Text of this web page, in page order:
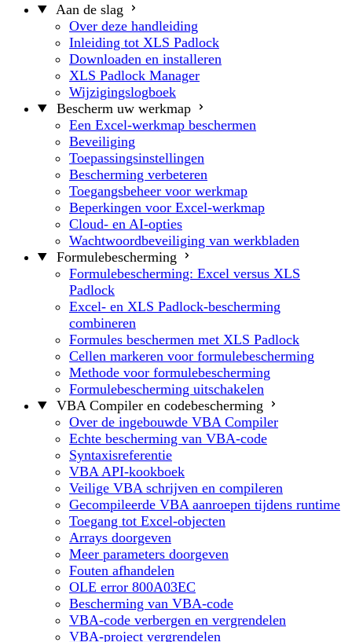
Aan de slag
Over deze handleiding
Inleiding tot XLS Padlock
Downloaden en installeren
XLS Padlock Manager
Wijzigingslogboek
Bescherm uw werkmap
Een Excel-werkmap beschermen
Beveiliging
Toepassingsinstellingen
Bescherming verbeteren
Toegangsbeheer voor werkmap
Beperkingen voor Excel-werkmap
Cloud- en AI-opties
Wachtwoordbeveiliging van werkbladen
Formulebescherming
Formulebescherming: Excel versus XLS
Padlock
Excel- en XLS Padlock-bescherming
combineren
Formules beschermen met XLS Padlock
Cellen markeren voor formulebescherming
Methode voor formulebescherming
Formulebescherming uitschakelen
VBA Compiler en codebescherming
Over de ingebouwde VBA Compiler
Echte bescherming van VBA-code
Syntaxisreferentie
VBA API-kookboek
Veilige VBA schrijven en compileren
Gecompileerde VBA aanroepen tijdens runtime
Toegang tot Excel-objecten
Arrays doorgeven
Meer parameters doorgeven
Fouten afhandelen
OLE error 800A03EC
Bescherming van VBA-code
VBA-code verbergen en vergrendelen
VBA-project vergrendelen